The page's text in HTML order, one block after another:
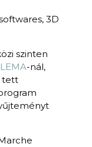
3D
szinten
LEMA-nál,
tett